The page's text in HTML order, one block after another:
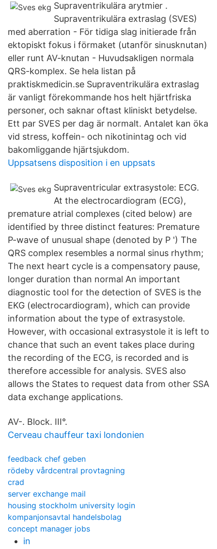
Supraventrikulära arytmier .
Supraventrikulära extraslag (SVES)
med aberration - För tidiga slag initierade från
ektopiskt fokus i förmaket (utanför sinusknutan)
eller runt AV-knutan - Huvudsakligen normala
QRS-komplex. Se hela listan på
praktiskmedicin.se Supraventrikulära extraslag
är vanligt förekommande hos helt hjärtfriska
personer, och saknar oftast kliniskt betydelse.
Ett par SVES per dag är normalt. Antalet kan öka
vid stress, koffein- och nikotinintag och vid
bakomliggande hjärtsjukdom.
Uppsatsens disposition i en uppsats
Supraventricular extrasystole: ECG.
At the electrocardiogram (ECG),
premature atrial complexes (cited below) are
identified by three distinct features: Premature
P-wave of unusual shape (denoted by P ') The
QRS complex resembles a normal sinus rhythm;
The next heart cycle is a compensatory pause,
longer duration than normal An important
diagnostic tool for the detection of SVES is the
EKG (electrocardiogram), which can provide
information about the type of extrasystole.
However, with occasional extrasystole it is left to
chance that such an event takes place during
the recording of the ECG, is recorded and is
therefore accessible for analysis. SVES also
allows the States to request data from other SSA
data exchange applications.
AV-. Block. III°.
Cerveau chauffeur taxi londonien
feedback chef geben
rödeby vårdcentral provtagning
crad
server exchange mail
housing stockholm university login
kompanjonsavtal handelsbolag
concept manager jobs
in